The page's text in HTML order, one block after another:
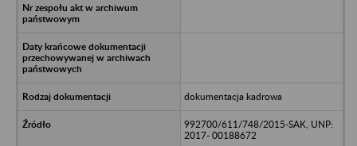
dokumentacja kadrowa
992700/611/748/2015-SAK, UNP:
2017- 00188672